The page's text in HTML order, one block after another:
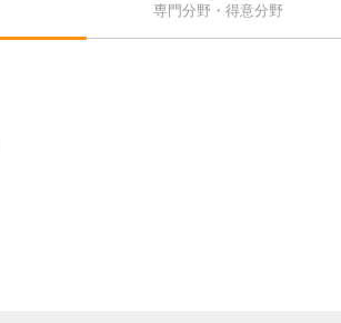
専門分野・得意分野